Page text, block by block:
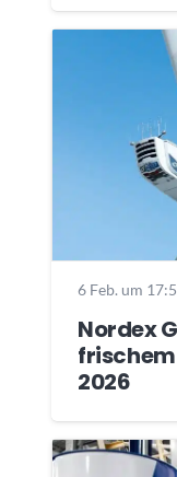
6 Feb. um
Nordex
2026